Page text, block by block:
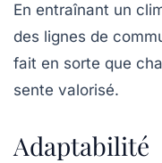
En entraînant un
des lignes de
fait en sorte que
sente valorisé.
Adaptabilité